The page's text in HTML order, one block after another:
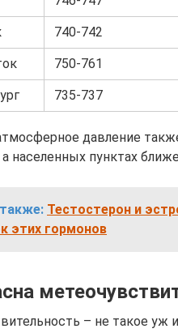
740-742
750-761
735-737
давление
населенных пунктах
Тестостерон и
этих гормонов
– не такое уж